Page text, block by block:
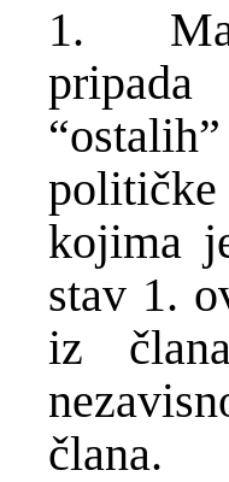
1.
političke
kojima
stav 1.
iz
člana.